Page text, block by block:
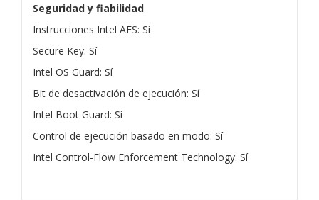
Seguridad y fiabilidad
Instrucciones Intel AES: Sí
Secure Key: Sí
Intel OS Guard: Sí
Bit de desactivación de ejecución: Sí
Intel Boot Guard: Sí
Control de ejecución basado en modo: Sí
Intel Control-Flow Enforcement Technology: Sí